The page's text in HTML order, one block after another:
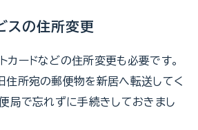
スの住所変更
カードなどの住所変更も必要です。
住所宛の郵便物を新居へ転送してく
便局で忘れずに手続きしておきまし